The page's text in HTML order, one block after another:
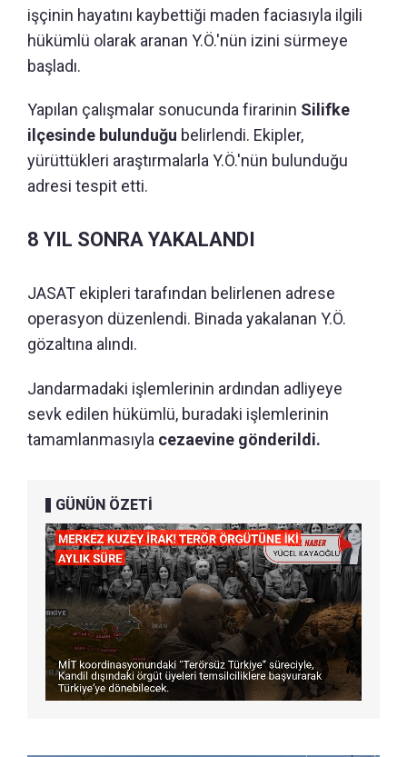
işçinin hayatını kaybettiği maden faciasıyla ilgili
hükümlü olarak aranan Y.Ö.'nün izini sürmeye
başladı.
Yapılan çalışmalar sonucunda firarinin Silifke
ilçesinde bulunduğu belirlendi. Ekipler,
yürüttükleri araştırmalarla Y.Ö.'nün bulunduğu
adresi tespit etti.
8 YIL SONRA YAKALANDI
JASAT ekipleri tarafından belirlenen adrese
operasyon düzenlendi. Binada yakalanan Y.Ö.
gözaltına alındı.
Jandarmadaki işlemlerinin ardından adliyeye
sevk edilen hükümlü, buradaki işlemlerinin
tamamlanmasıyla cezaevine gönderildi.
GÜNÜN ÖZETİ